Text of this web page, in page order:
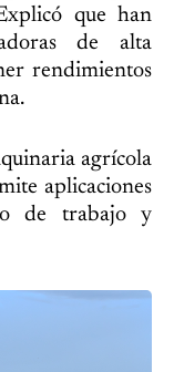
que han
de alta
rendimientos
agrícola
aplicaciones
de trabajo y